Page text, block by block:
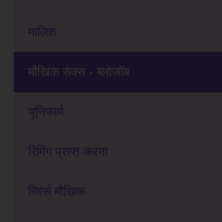
मालिश
मौखिक सेक्स - ब्लोजॉब
यूनिफार्म
रिमिंग प्राप्त करना
रिवर्स मौखिक